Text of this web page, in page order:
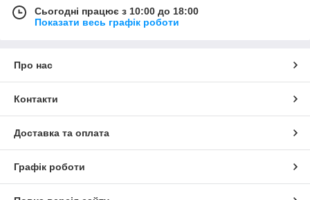
Сьогодні працює з 10:00 до 18:00
Показати весь графік роботи
Про нас
Контакти
Доставка та оплата
Графік роботи